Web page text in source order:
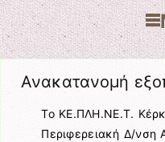
Μετάβαση στο περιεχόμενο
Ανακατανομή
Το ΚΕ.ΠΛΗ.ΝΕ.Τ.
Περιφερειακή Δ/νση